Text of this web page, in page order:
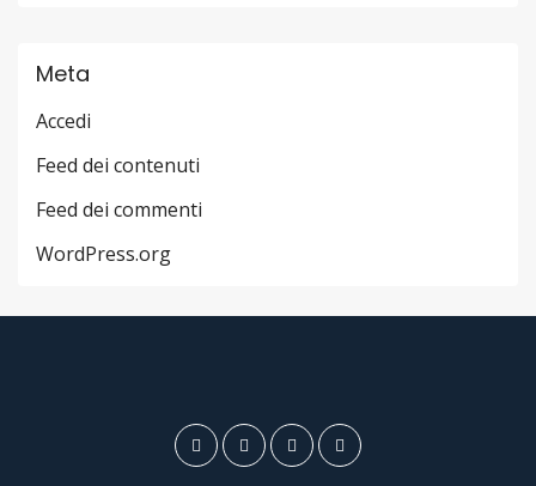
Meta
Accedi
Feed dei contenuti
Feed dei commenti
WordPress.org